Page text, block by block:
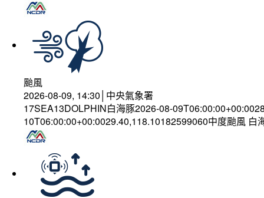
颱風
2026-08-09, 14:30│中央氣象署
17SEA13DOLPHIN白海豚2026-08-
10T06:00:00+00:0029.40,118.10182599060中度颱風 白